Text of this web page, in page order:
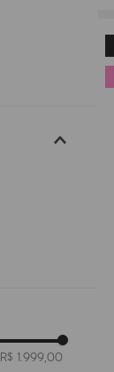
R$ 1.999,00